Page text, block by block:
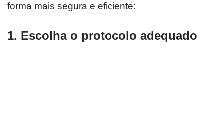
forma mais segura e eficiente:
1. Escolha o protocolo adequado